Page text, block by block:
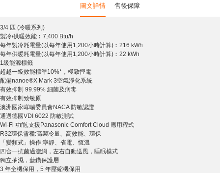
圖文詳情 售後保障
3/4 匹 (冷暖系列)
製冷/供暖效能︰7,400 Btu/h
每年製冷耗電量(以每年使用1,200小時計算)︰216 kWh
每年供暖耗電量(以每年使用1,200小時計算)︰22 kWh
1級能源標籤
超越一級效能標準10%*，極致慳電
配備nanoe®X Mark 3空氣淨化系統
有效抑制 99.99% 細菌及病毒
有效抑制致敏原
澳洲國家哮喘委員會NACA 防敏認證
通過德國VDI 6022 防敏測試
Wi-Fi 功能,支援Panasonic Comfort Cloud 應用程式
R32環保雪種:高製冷量、高效能、環保
「變頻式」操作:寧靜、省電、恆溫
四合一抗菌過濾網，左右自動送風，睡眠模式
獨立抽濕，藍鑽保護層
3 年全機保用，5 年壓縮機保用